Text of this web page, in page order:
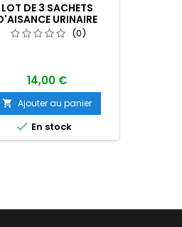
LOT DE 3 SACHETS
URINAIRE
JOHN OU RESTOP
1
(0)
14,00 €
 Ajouter au panier
 En stock